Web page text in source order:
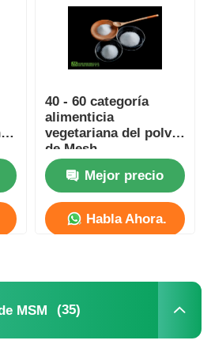
40 - 60 categoría
alimenticia
vegetariana del polvo
de Mesh
Methylsulfonylmethane
MSM
Mejor precio
Habla Ahora.
MSM (35)